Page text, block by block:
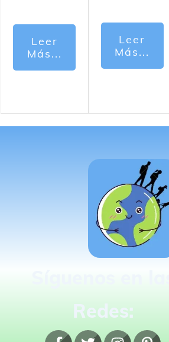
Leer
Más...
Leer
Más...
Redes: